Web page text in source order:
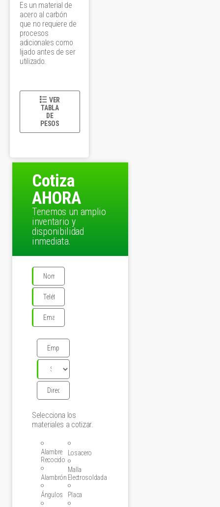
Es un material de
acero al carbón
que no requiere de
procesos
adicionales como
lijado antes de ser
utilizado.
VER
TABLA
DE
PESOS
Cotiza
AHORA
Tenemos un amplio
inventario y
disponibilidad
inmediata.
Selecciona los
materiales a cotizar.
Alambre
Recocido
Alambrón
Ángulos
Losacero
Malla
Electrosoldada
Placa